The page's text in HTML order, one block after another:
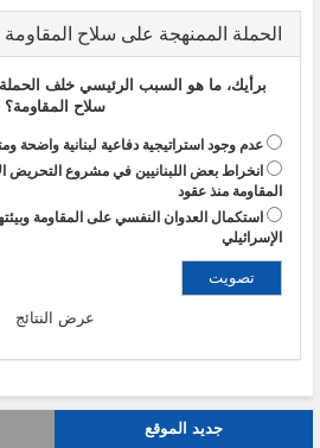
الحملة الممنهجة على سلاح المقاومة
برأيك، ما هو السبب الرئيسي خلف
سلاح المقاومة؟
عدم وجود استراتيجية دفاعية لبنانية واضحة
انخراط بعض اللبنانيين في مشروع التحريض
المقاومة منذ عقود
استكمال العدوان النفسي على المقاومة
الإسرائيلي
عرض النتائج
جديد الموقع